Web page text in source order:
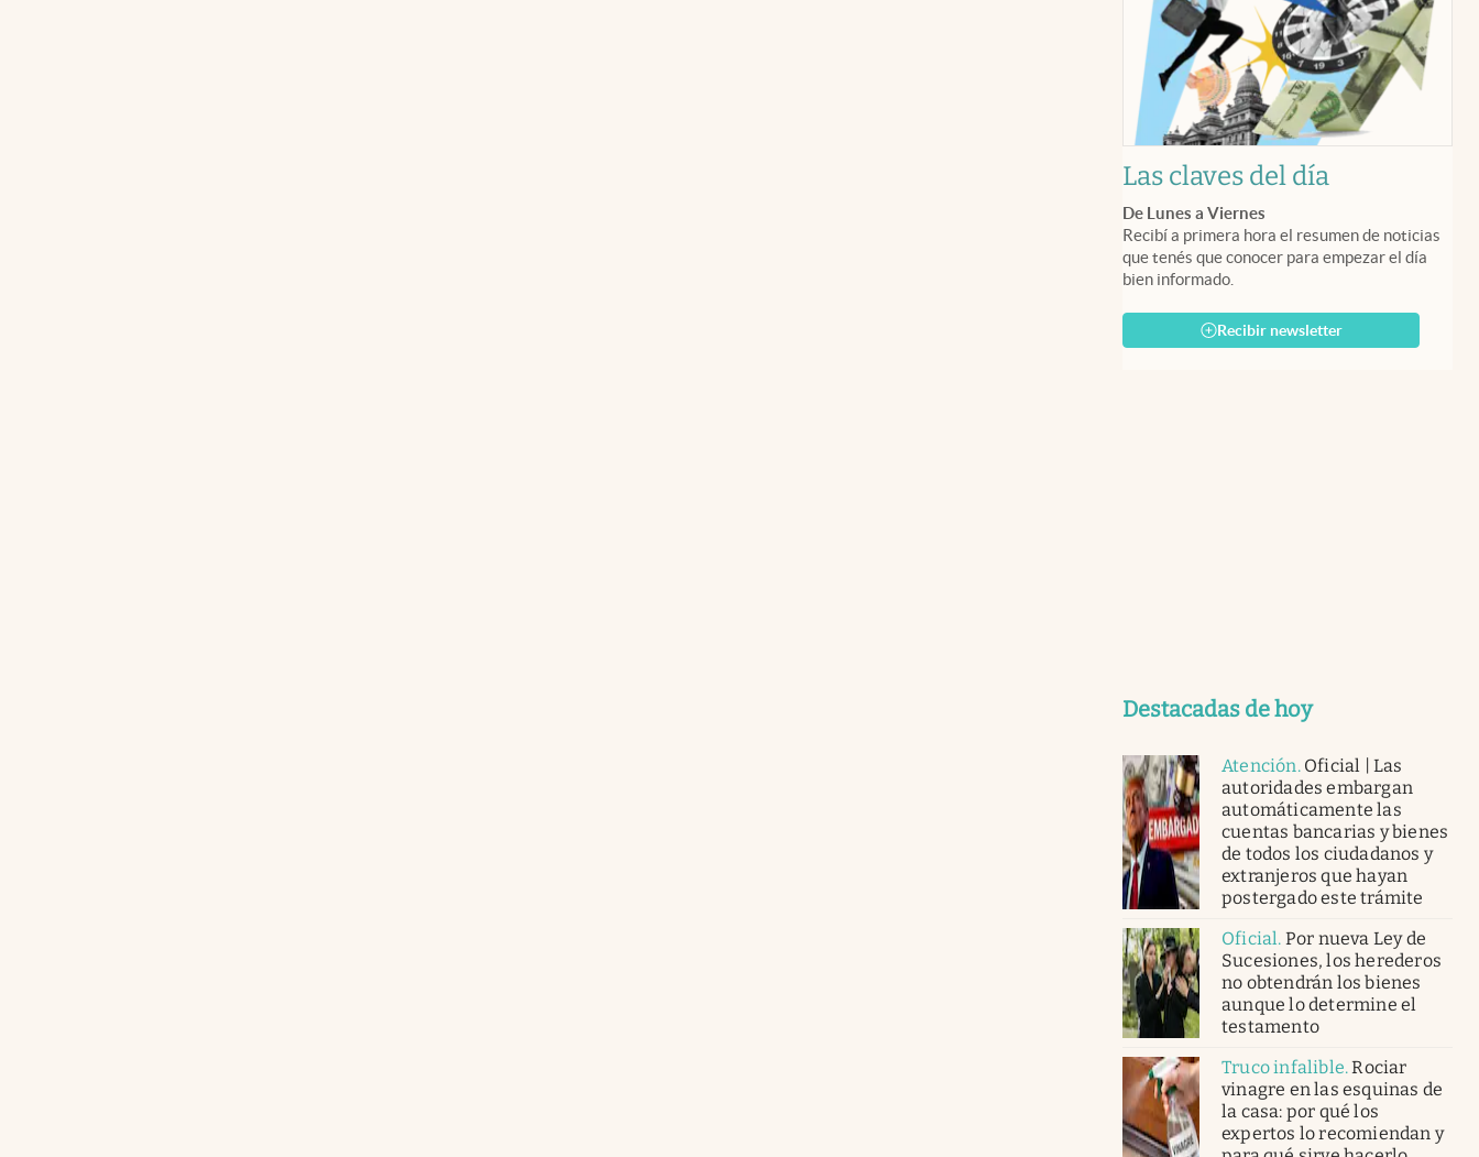
Las claves del día
De Lunes a Viernes
Recibí a primera hora el resumen de noticias
que tenés que conocer para empezar el día
bien informado.
Recibir newsletter
Destacadas de hoy
Atención. Oficial | Las
autoridades embargan
automáticamente las
cuentas bancarias y bienes
de todos los ciudadanos y
extranjeros que hayan
postergado este trámite
Oficial. Por nueva Ley de
Sucesiones, los herederos
no obtendrán los bienes
aunque lo determine el
testamento
Truco infalible.Rociar
vinagre en las esquinas de
la casa: por qué los
expertos lo recomiendan y